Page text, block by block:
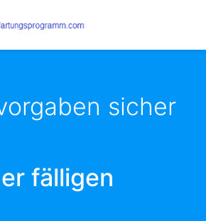
sicher
fälligen